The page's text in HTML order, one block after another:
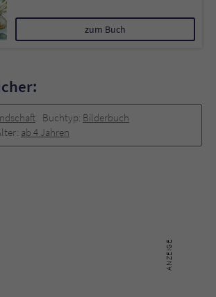
zum Buch
Buchtyp: Bilderbuch
ab 4 Jahren